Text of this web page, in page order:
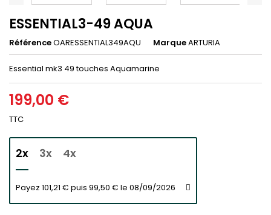
ESSENTIAL3-49 AQUA
RéférenceOARESSENTIAL349AQU MarqueARTURIA
Essential mk3 49 touches Aquamarine
199,00 €
TTC
2x 3x 4x
Payez 101,21 € puis 99,50 € le 08/09/2026